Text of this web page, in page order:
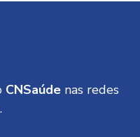
CNSaúdenas redes